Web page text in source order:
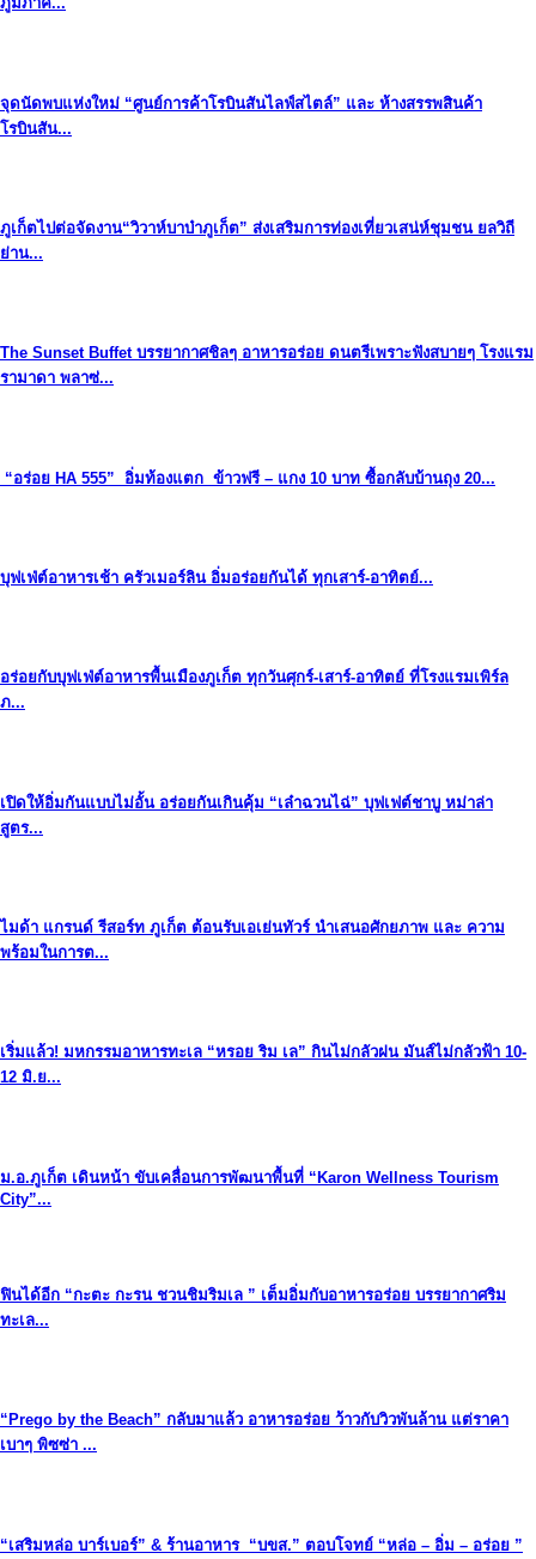
จุดนัดพบแห่งใหม่ “ศูนย์การค้าโรบินสันไลฟ์สไตล์” และ ห้างสรรพสินค้า
โรบินสัน...
ภูเก็ตไปต่อจัดงาน“วิวาห์บาบ๋าภูเก็ต” ส่งเสริมการท่องเที่ยวเสน่ห์ชุมชน ยลวิถี
ย่าน...
The Sunset Buffet บรรยากาศชิลๆ อาหารอร่อย ดนตรีเพราะฟังสบายๆ โรงแรม
รามาดา พลาซ่...
“อร่อย HA 555” อิ่มท้องแตก ข้าวฟรี – แกง 10 บาท ซื้อกลับบ้านถุง 20...
บุฟเฟ่ต์อาหารเช้า ครัวเมอร์ลิน อิ่มอร่อยกันได้ ทุกเสาร์-อาทิตย์...
อร่อยกับบุฟเฟ่ต์อาหารพื้นเมืองภูเก็ต ทุกวันศุกร์-เสาร์-อาทิตย์ ที่โรงแรมเพิร์ล
ภ...
เปิดให้อิ่มกันแบบไม่อั้น อร่อยกันเกินคุ้ม “เล๋าฉวนไฉ่” บุฟเฟต์ชาบู หม่าล่า
สูตร...
ไมด้า แกรนด์ รีสอร์ท ภูเก็ต ต้อนรับเอเย่นทัวร์ นำเสนอศักยภาพ และ ความ
พร้อมในการต...
เริ่มแล้ว! มหกรรมอาหารทะเล “หรอย ริม เล” กินไม่กลัวฝน มันส์ไม่กลัวฟ้า 10-
12 มิ.ย...
ม.อ.ภูเก็ต เดินหน้า ขับเคลื่อนการพัฒนาพื้นที่ “Karon Wellness Tourism
City”...
ฟินได้อีก “กะตะ กะรน ชวนชิมริมเล ” เต็มอิ่มกับอาหารอร่อย บรรยากาศริม
ทะเล...
“Prego by the Beach” กลับมาแล้ว อาหารอร่อย ว้าวกับวิวพันล้าน แต่ราคา
เบาๆ พิซซ่า ...
“เสริมหล่อ บาร์เบอร์” & ร้านอาหาร “บขส.” ตอบโจทย์ “หล่อ – อิ่ม – อร่อย ”